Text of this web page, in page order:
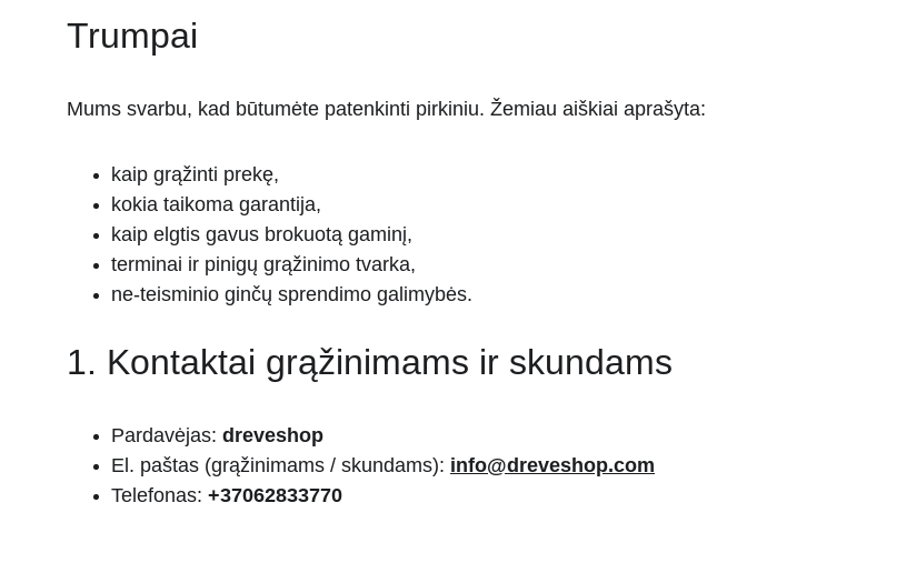
Trumpai
Mums svarbu, kad būtumėte patenkinti pirkiniu. Žemiau aiškiai aprašyta:
kaip grąžinti prekę,
kokia taikoma garantija,
kaip elgtis gavus brokuotą gaminį,
terminai ir pinigų grąžinimo tvarka,
ne-teisminio ginčų sprendimo galimybės.
1. Kontaktai grąžinimams ir skundams
Pardavėjas: dreveshop
El. paštas (grąžinimams / skundams): info@dreveshop.com
Telefonas: +37062833770